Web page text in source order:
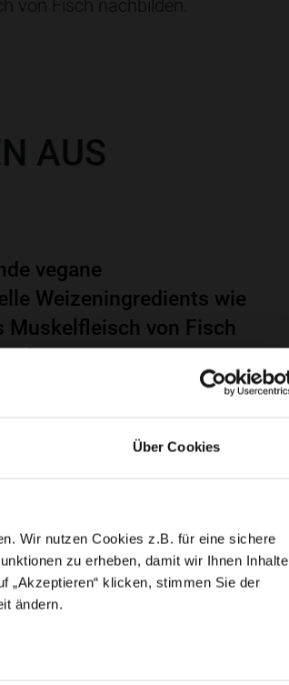
Über Cookies
Wir nutzen Cookies z.B. für eine sichere
zu erheben, damit wir Ihnen Inhalte
„Akzeptieren“ klicken, stimmen Sie der
ändern.
von Fisch nachbilden.
AUS
vegane
Weizeningredients wie
Muskelfleisch von Fisch
Prinzip wird eine
und auch für
das Bewusstsein für
und mikroplastikbelastete